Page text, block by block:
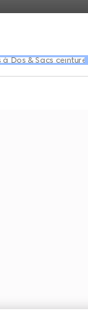
à Dos & Sacs ceinture